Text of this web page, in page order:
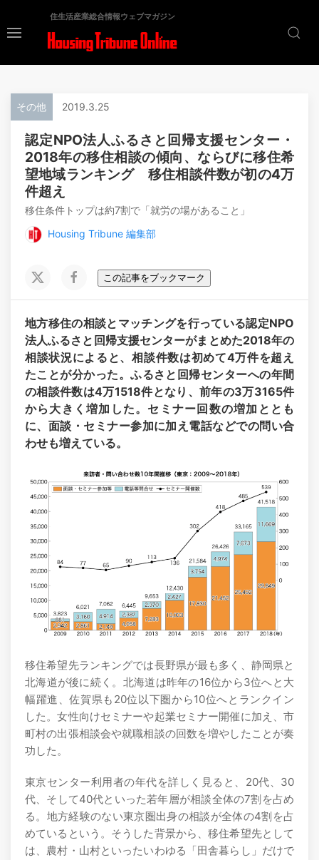
住生活産業総合情報ウェブマガジン
その他 2019.3.25
認定NPO法人ふるさと回帰支援センター・
2018年の移住相談の傾向、ならびに移住希
望地域ランキング 移住相談件数が初の4万
件超え
移住条件トップは約7割で「就労の場があること」
Housing Tribune 編集部
この記事をブックマーク
地方移住の相談とマッチングを行っている認定NPO
法人ふるさと回帰支援センターがまとめた2018年の
相談状況によると、相談件数は初めて4万件を超え
たことが分かった。ふるさと回帰センターへの年間
の相談件数は4万1518件となり、前年の3万3165件
から大きく増加した。セミナー回数の増加ととも
に、面談・セミナー参加に加え電話などでの問い合
わせも増えている。
移住希望先ランキングでは長野県が最も多く、静岡県と
北海道が後に続く。北海道は昨年の16位から3位へと大
幅躍進、佐賀県も20位以下圏から10位へとランクイン
した。女性向けセミナーや起業セミナー開催に加え、市
町村の出張相談会や就職相談の回数を増やしたことが奏
功した。
東京センター利用者の年代を詳しく見ると、20代、30
代、そして40代といった若年層が相談全体の7割を占め
る。地方経験のない東京圏出身の相談が全体の4割を占
めているという。そうした背景から、移住希望先として
は、農村・山村といったいわゆる「田舎暮らし」だけで